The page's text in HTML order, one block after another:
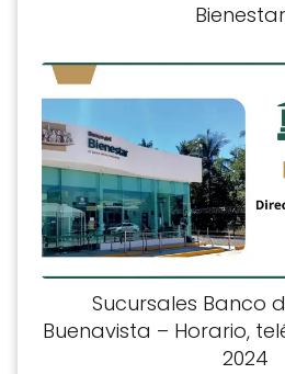
Sucursales Banco
Buenavista – Horario,
2024